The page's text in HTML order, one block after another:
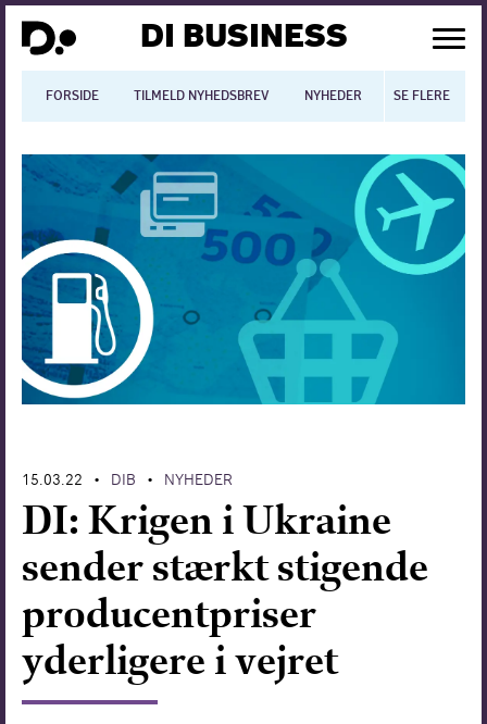
DI BUSINESS
FORSIDE TILMELD NYHEDSBREV NYHEDER BLOGS
SE FLERE
Dansk økonomi
Digitalisering
International økonomi
Arbejdsmiljø
Arbejdsmarkedet
Europapolitik
Forskning
15.03.22 • DIB • NYHEDER
DI: Krigen i Ukraine
sender stærkt stigende
producentpriser
yderligere i vejret